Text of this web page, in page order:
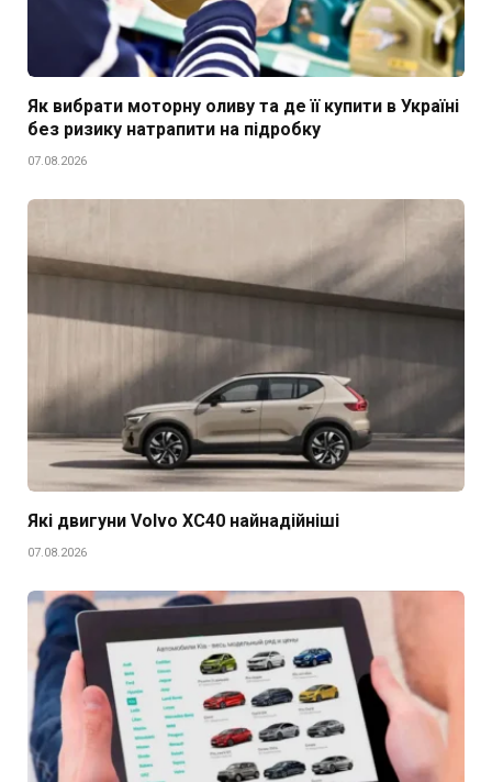
Як вибрати моторну оливу та де її купити в Україні
без ризику натрапити на підробку
07.08.2026
Які двигуни Volvo XC40 найнадійніші
07.08.2026